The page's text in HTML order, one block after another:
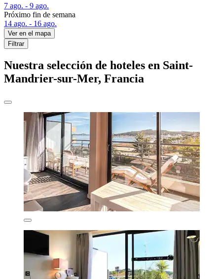
7 ago. - 9 ago.
Próximo fin de semana
14 ago. - 16 ago.
Ver en el mapa
Filtrar
Nuestra selección de hoteles en Saint-
Mandrier-sur-Mer, Francia